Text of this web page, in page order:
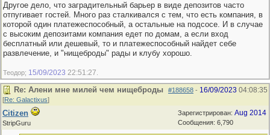
Другое дело, что заградительный барьер в виде депозитов часто
отпугивает гостей. Много раз сталкивался с тем, что есть компания, в
которой один платежеспособный, а остальные на подсосе. И в случае
с высоким депозитами компания едет по домам, а если вход
бесплатный или дешевый, то и платежеспособный найдет себе
развлечение, и "нищеброды" рады и клубу хорошо.
Теодор; 15/09/2023 22:51:27
#188658 - 16/09/2023 04:08:35
Re: Алени мне милей чем нищеброды
[Re: Galactixus]
Зарегистрирован: Aug 2014
Сообщения: 6,790
Citizen
StripGuru